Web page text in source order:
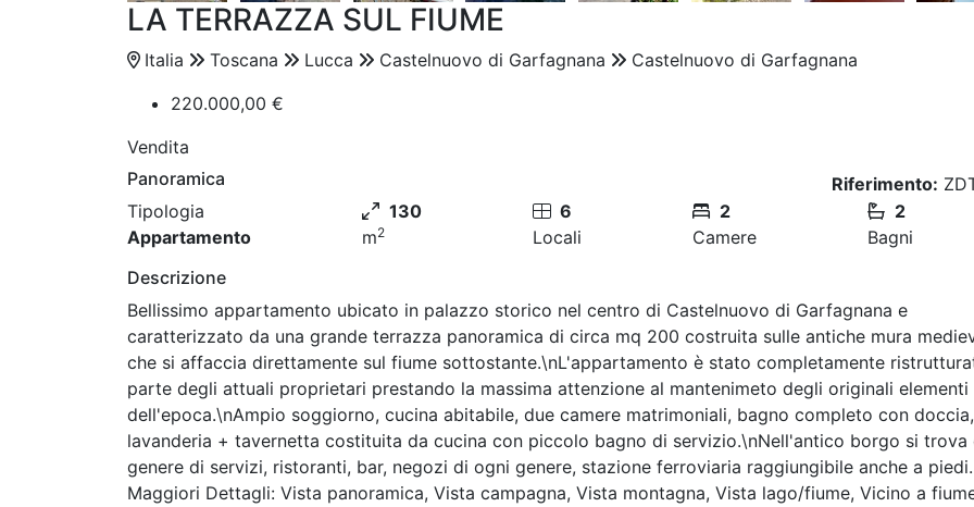
LA TERRAZZA SUL FIUME
Italia Toscana Lucca Castelnuovo di Garfagnana
Castelnuovo di Garfagnana
220.000,00 €
Vendita
Panoramica
Riferimento:
Tipologia
Appartamento
130
m2
6
Locali
2
Camere
2
Bagni
Descrizione
Bellissimo appartamento ubicato in palazzo storico nel centro di Castelnuovo di Garfagnana e
caratterizzato da una grande terrazza panoramica di circa mq 200 costruita sulle antiche mura
che si affaccia direttamente sul fiume sottostante.\nL'appartamento è stato completamente
parte degli attuali proprietari prestando la massima attenzione al mantenimeto degli originali elementi
dell'epoca.\nAmpio soggiorno, cucina abitabile, due camere matrimoniali, bagno completo con doccia,
lavanderia + tavernetta costituita da cucina con piccolo bagno di servizio.\nNell'antico borgo si trova
genere di servizi, ristoranti, bar, negozi di ogni genere, stazione ferroviaria raggiungibile anche a
Maggiori Dettagli: Vista panoramica, Vista campagna, Vista montagna, Vista lago/fiume, Vicino a